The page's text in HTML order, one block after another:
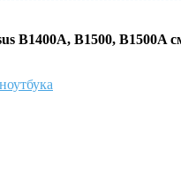
B1400A, B1500, B1500A